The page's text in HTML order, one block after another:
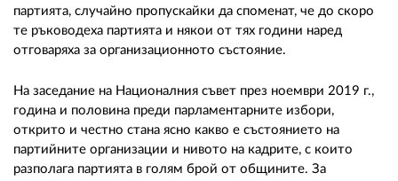
партията, случайно пропускайки да споменат, че до скоро
те ръководеха партията и някои от тях години наред
отговаряха за организационното състояние.
На заседание на Националния съвет през ноември 2019 г.,
година и половина преди парламентарните избори,
открито и честно стана ясно какво е състоянието на
партийните организации и нивото на кадрите, с които
разполага партията в голям брой от общините. За